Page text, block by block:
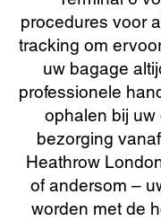
procedures voor
tracking om
uw bagage
professionele
ophalen bij uw
bezorging
Heathrow
of andersom –
worden met de